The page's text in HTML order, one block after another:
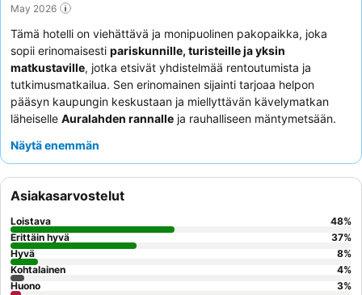
May 2026
Tämä hotelli on viehättävä ja monipuolinen pakopaikka, joka
sopii erinomaisesti pariskunnille, turisteille ja yksin
matkustaville, jotka etsivät yhdistelmää rentoutumista ja
tutkimusmatkailua. Sen erinomainen sijainti tarjoaa helpon
pääsyn kaupungin keskustaan ja miellyttävän kävelymatkan
läheiselle Auralahden rannalle ja rauhalliseen mäntymetsään.
tarjoaa täydellisen tavan rentoutua toiminnantäyteisen päivän
henkilökuntaa
on erilaisia tuoreita ja kasvisvaihtoehtoja. Todella rauhallisen
kokemuksen saamiseksi kannattaa pyytää puutarhaan päin
olevaa huonetta mahdollisen melun minimoimiseksi.
Näytä enemmän
Asiakasarvostelut
Loistava 48%
Erittäin hyvä
37%
Hyvä
8%
Kohtalainen
4%
Huono
3%